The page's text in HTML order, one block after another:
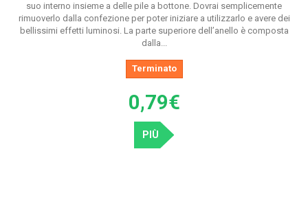
suo interno insieme a delle pile a bottone. Dovrai semplicemente
rimuoverlo dalla confezione per poter iniziare a utilizzarlo e avere dei
bellissimi effetti luminosi. La parte superiore dell’anello è composta
dalla...
Terminato
0,79€
PIÙ